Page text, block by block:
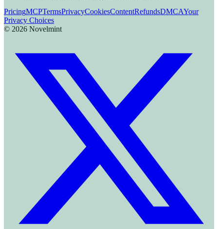
PricingMCPTermsPrivacyCookiesContentRefundsDMCAYour
Privacy Choices
© 2026 Novelmint